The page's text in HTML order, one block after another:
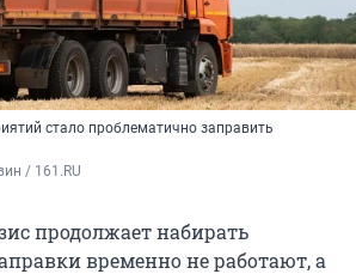
стало проблематично заправить
/ 161.RU
продолжает набирать
временно не работают, а